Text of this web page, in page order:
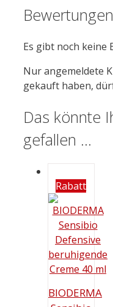
Bewertungen
Es gibt noch keine
Nur angemeldete
gekauft haben,
Das könnte
gefallen …
Rabatt
BIODERMA